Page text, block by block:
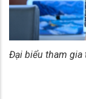
Đại biểu tham gia